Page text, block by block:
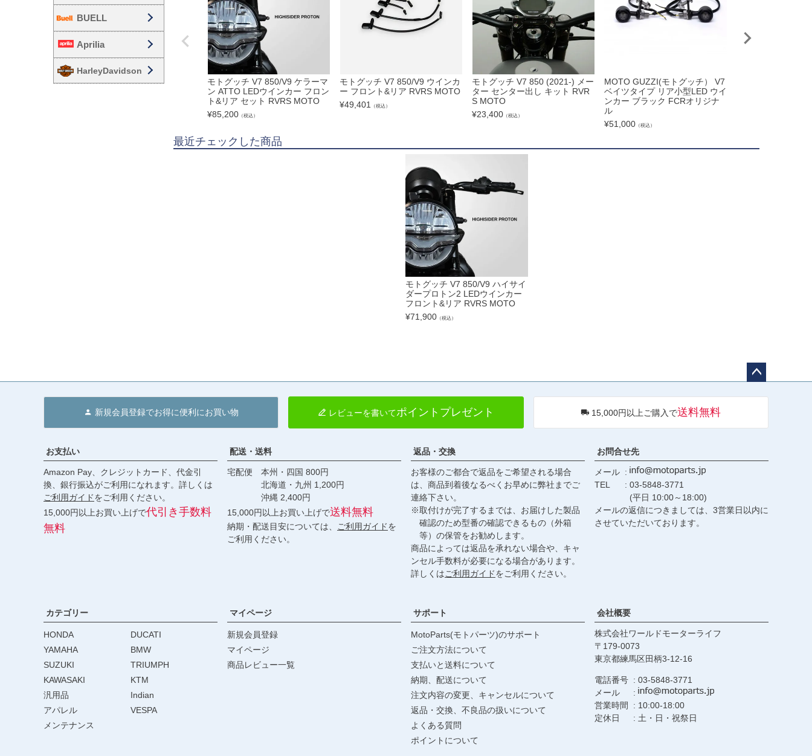
BUELL
Aprilia
HarleyDavidson
モトグッチ V7 850/V9 ケラーマ
ン ATTO LEDウインカー フロン
ト&リア セット RVRS MOTO
¥85,200 （税込）
モトグッチ V7 850/V9 ウインカ
ー フロント&リア RVRS MOTO
¥49,401 （税込）
モトグッチ V7 850 (2021-) メー
ター センター出し キット RVR
S MOTO
¥23,400 （税込）
MOTO GUZZI(モトグッチ） V7
ベイツタイプ リア小型LED ウイ
ンカー ブラック FCRオリジナ
ル
¥51,000 （税込）
最近チェックした商品
モトグッチ V7 850/V9 ハイサイ
ダープロトン2 LEDウインカー
フロント&リア RVRS MOTO
¥71,900（税込）
へ
新規会員登録でお得に便利にお買い物 レビューを書いてポイントプレゼント 15,000円以上ご購入で送料無料
お支払い
Amazon Pay、クレジットカード、代金引
換、銀行振込がご利用になれます。詳しくは
ご利用ガイドをご利用ください。
15,000円以上お買い上げで代引き手数料
無料
配送・送料
宅配便 本州・四国 800円
北海道・九州 1,200円
沖縄 2,400円
15,000円以上お買い上げで送料無料
納期・配送目安については、 ご利用ガイドを
ご利用ください。
返品・交換
お客様のご都合で返品をご希望される場合
は、商品到着後なるべくお早めに弊社までご
連絡下さい。
※取付けが完了するまでは、お届けした製品
確認のため型番の確認できるもの（外箱
等）の保管をお勧めします。
商品によっては返品を承れない場合や、キャ
ンセル手数料が必要になる場合があります。
詳しくはご利用ガイドをご利用ください。
お問合せ先
メール
TEL
03-5848-3771
(平日 10:00～18:00)
メールの返信につきましては、3営業日以内に
させていただいております。
カテゴリー
HONDA
YAMAHA
SUZUKI
KAWASAKI
汎用品
アパレル
メンテナンス
DUCATI
BMW
TRIUMPH
KTM
Indian
VESPA
マイページ
新規会員登録
マイページ
商品レビュー一覧
サポート
MotoParts(モトパーツ)のサポート
ご注文方法について
支払いと送料について
納期、配送について
注文内容の変更、キャンセルについて
返品・交換、不良品の扱いについて
よくある質問
ポイントについて
会社概要
株式会社ワールドモーターライフ
179-0073
東京都練馬区田柄3-12-16
電話番号
03-5848-3771
メール
営業時間
10:00-18:00
定休日
土・日・祝祭日